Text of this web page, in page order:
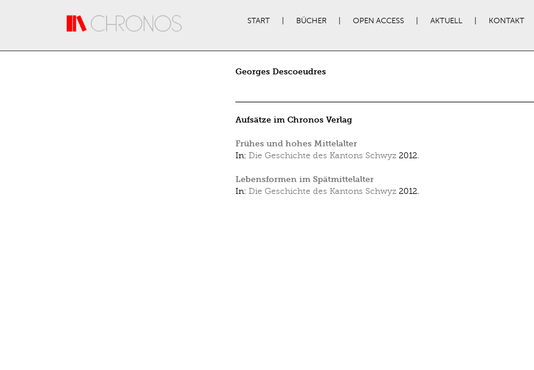
START BÜCHER OPEN ACCESS AKTUELL KONTAKT
Georges Descoeudres
Aufsätze im Chronos Verlag
Frühes und hohes Mittelalter
In: Die Geschichte des Kantons Schwyz 2012.
Lebensformen im Spätmittelalter
In: Die Geschichte des Kantons Schwyz 2012.